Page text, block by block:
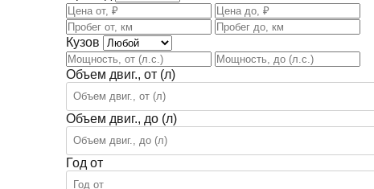
Кузов
Объем двиг., от (л)
Объем двиг., до (л)
Год от